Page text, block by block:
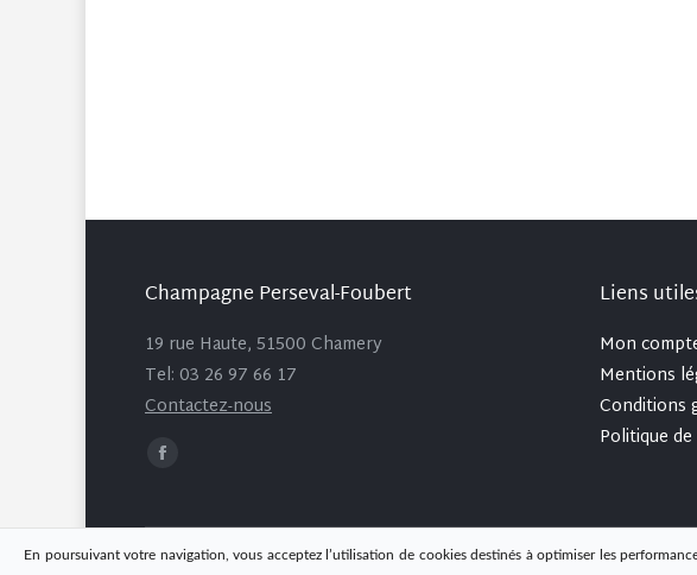
Champagne Perseval-Foubert
19 rue Haute, 51500 Chamery
Tel: 03 26 97 66 17
Contactez-nous
Trouvez nous sur :
Facebook
opens
in
Liens
Mon
Mentions
Conditions
Politique
En poursuivant votre navigation, vous acceptez l’utilisation de cookies destinés à optimiser les